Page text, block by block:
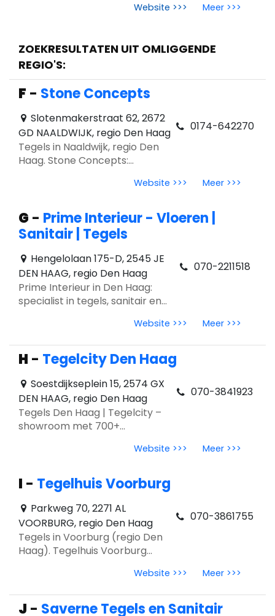
deskundig advies, vloeren &Website >>> Meer >>>
ZOEKRESULTATEN UIT OMLIGGENDE
REGIO'S:
F - Stone Concepts
Slotenmakerstraat 62, 2672
GD NAALDWIJK, regio Den Haag
Tegels in Naaldwijk, regio Den
Haag. Stone Concepts:
tegeltrends 2026 zoals Warm
0174-642270
Website >>> Meer >>>
G - Prime Interieur - Vloeren |
Sanitair | Tegels
Hengelolaan 175-D, 2545 JE
DEN HAAG, regio Den Haag
Prime Interieur in Den Haag:
specialist in tegels, sanitair en
trends 2026 zoals Warm
Minimalism en outdoor tegels.
070-2211518
Website >>> Meer >>>
H - Tegelcity Den Haag
Soestdijkseplein 15, 2574 GX
DEN HAAG, regio Den Haag
Tegels Den Haag | Tegelcity –
showroom met 700+
2026. Keramisch parket,
070-3841923
Website >>> Meer >>>
I - Tegelhuis Voorburg
Parkweg 70, 2271 AL
VOORBURG, regio Den Haag
Tegels in Voorburg (regio Den
Haag). Tegelhuis Voorburg
mozaïektegels volgens trends
2026.
070-3861755
Website >>> Meer >>>
J - Saverne Tegels en Sanitair